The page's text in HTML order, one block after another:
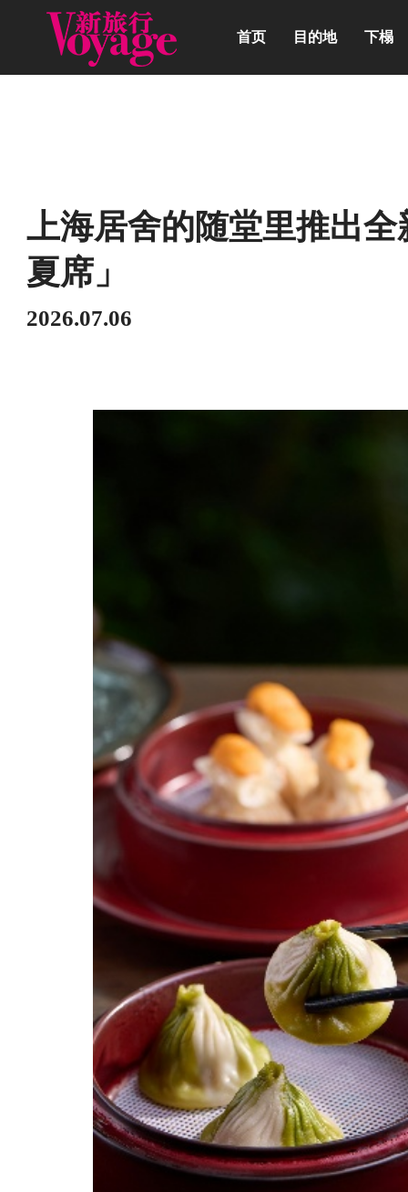
首页 目的地 下榻
上海居舍的随堂里推出
夏席」
2026.07.06